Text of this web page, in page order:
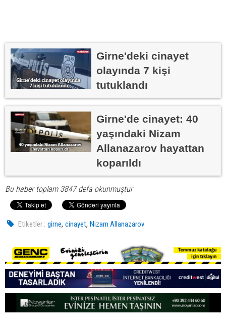
Girne'deki cinayet
olayında 7 kişi
tutuklandı
Girne'de cinayet: 40
yaşındaki Nizam
Allanazarov hayattan
koparıldı
Bu haber toplam 3847 defa okunmuştur
Etiketler : girne,cinayet,Nizam Allanazarov